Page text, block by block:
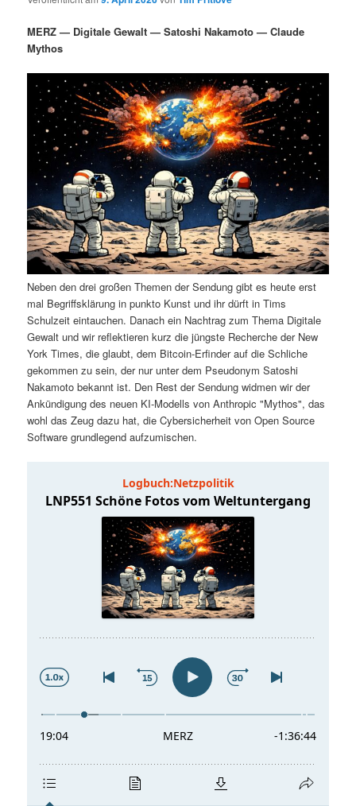
m
r
n
I
n
h
a
l
t
s
p
n
u
d
r
e
n
I
n
h
a
l
t
g
e
n
n
a
MERZ — Digitale Gewalt — Satoshi Nakamoto — Claude
Mythos
Neben den drei großen Themen der Sendung gibt es heute erst
mal Begriffsklärung in punkto Kunst und ihr dürft in Tims
Schulzeit eintauchen. Danach ein Nachtrag zum Thema Digitale
Gewalt und wir reflektieren kurz die jüngste Recherche der New
York Times, die glaubt, dem Bitcoin-Erfinder auf die Schliche
gekommen zu sein, der nur unter dem Pseudonym Satoshi
Nakamoto bekannt ist. Den Rest der Sendung widmen wir der
Ankündigung des neuen KI-Modells von Anthropic "Mythos", das
wohl das Zeug dazu hat, die Cybersicherheit von Open Source
Software grundlegend aufzumischen.